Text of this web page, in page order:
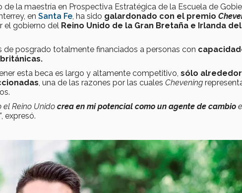
de la maestría en Prospectiva Estratégica de la Escuela de
en Santa Fe , ha sido galardonado con el premio
el gobierno del Reino Unido de la Gran Bretaña e Irlanda del
posgrado totalmente financiados a personas con
esta beca es largo y altamente competitivo, sólo
, una de las razones por las cuales Chevening
el Reino Unido crea en mi potencial como un agente de cambio
, expresó.